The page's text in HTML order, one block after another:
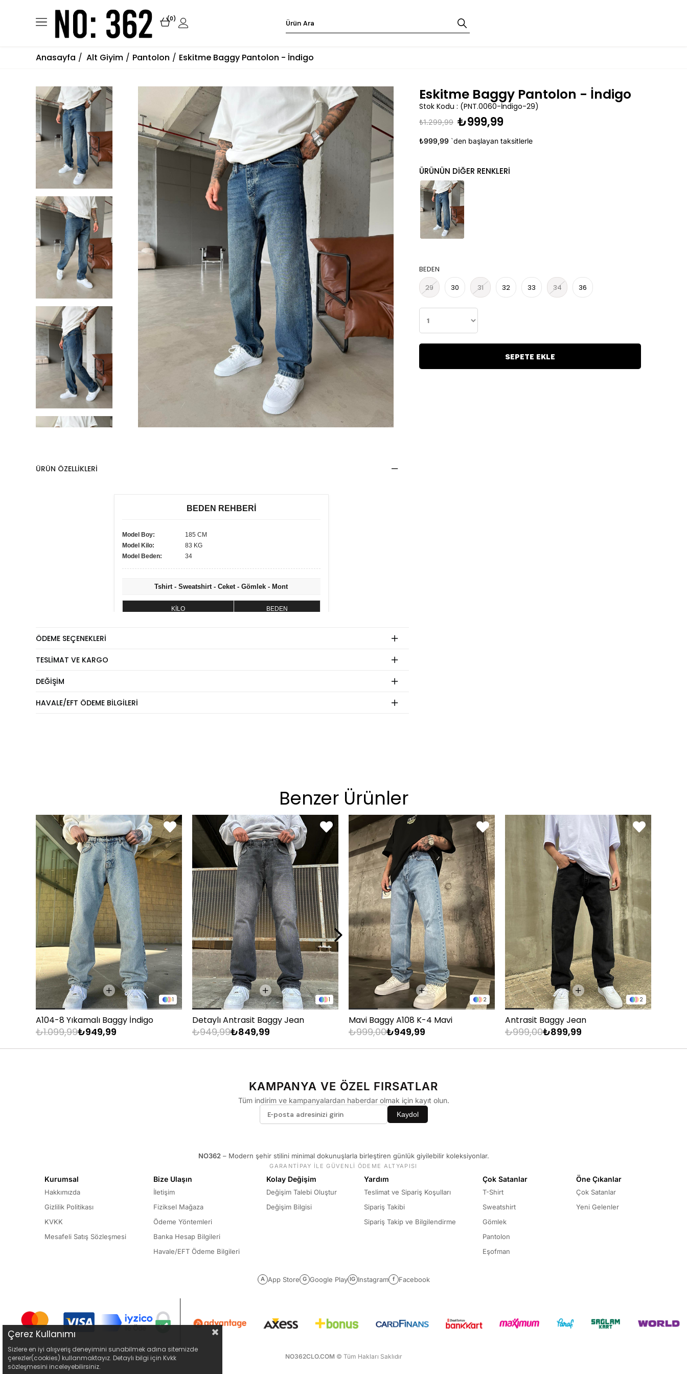
0
Anasayfa Alt Giyim Pantolon Eskitme Baggy Pantolon - İndigo
ÜRÜN ÖZELLIKLERI
BEDEN REHBERİ
Model Boy:
185 CM
Model Kilo:
83 KG
Model Beden:
34
Tshirt - Sweatshirt - Ceket - Gömlek - Mont
KİLO BEDEN
Pantolon
KİLO BEDEN
60 - 65 kg 29
66 - 71 kg 30
72 - 77 kg 31
78 - 82 kg 32
83 - 88 kg 33
89 - 93 kg 34
94 - 110 kg 36
ÖDEME SEÇENEKLERI
TESLIMAT VE KARGO
DEĞIŞIM
HAVALE/EFT ÖDEME BILGILERI
Eskitme Baggy Pantolon - İndigo
Stok Kodu (PNT.0060-İndigo-29)
₺1.299,99 ₺999,99
₺999,99 `den başlayan taksitlerle
BEDEN
29
30 31 32 33 34 36
Benzer Ürünler
1
A104-8 Yıkamalı Baggy İndigo
₺949,99
₺1.099,99
1
Detaylı Antrasit Baggy Jean
₺849,99
₺949,99
2
Mavi Baggy A108 K-4 Mavi
₺949,99
₺999,00
2
Antrasit Baggy Jean
₺899,99
₺999,00
KAMPANYA VE ÖZEL FIRSATLAR
Tüm indirim ve kampanyalardan haberdar olmak için kayıt olun.
Kaydol
NO362 – Modern şehir stilini minimal dokunuşlarla birleştiren günlük giyilebilir koleksiyonlar.
GARANTİPAY İLE GÜVENLİ ÖDEME ALTYAPISI
Kurumsal
Hakkımızda
Gizlilik Politikası
KVKK
Mesafeli Satış Sözleşmesi
Bize Ulaşın
İletişim
Fiziksel Mağaza
Ödeme Yöntemleri
Banka Hesap Bilgileri
Havale/EFT Ödeme Bilgileri
Kolay Değişim
Değişim Talebi Oluştur
Değişim Bilgisi
Yardım
Teslimat ve Sipariş Koşulları
Sipariş Takibi
Sipariş Takip ve Bilgilendirme
Çok Satanlar
T-Shirt
Sweatshirt
Gömlek
Pantolon
Eşofman
Öne Çıkanlar
Çok Satanlar
Yeni Gelenler
A App Store G Google Play IG Instagram f Facebook
NO362CLO.COM © Tüm Hakları Saklıdır
Çerez Kullanımı
Sizlere en iyi alışveriş deneyimini sunabilmek adına sitemizde
çerezler(cookies) kullanmaktayız. Detaylı bilgi için Kvkk
sözleşmesini inceleyebilirsiniz.